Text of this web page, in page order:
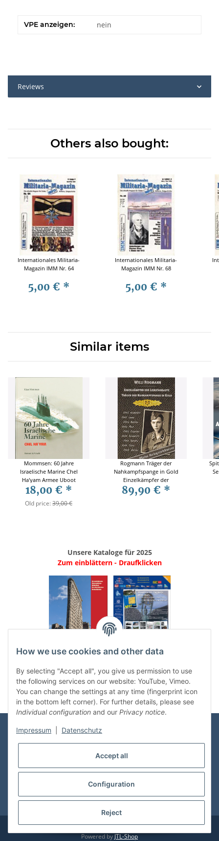
VPE anzeigen: nein
Reviews
Others also bought:
Internationales Militaria-
Magazin IMM Nr. 64
5,00 € *
Internationales Militaria-
Magazin IMM Nr. 68
5,00 € *
Similar items
Mommsen: 60 Jahre
Israelische Marine Chel
Ha'yam Armee Uboot
Kriegsmarine Israel
18,00 € *
Old price:39,00 €
Rogmann Träger der
Nahkampfspange in Gold
Einzelkämpfer der
Leibstandarte
89,90 € *
Unsere Kataloge für 2025
Zum einblättern - Draufklicken
. ..
Categories
Shop Service
* All prices incl. VAT, plusshipping fees
© vdmedien24.de Visitor counter: 10636507
Powered by JTL-Shop
How we use cookies and other data
By selecting "Accept all", you give us permission to use
the following services on our website: YouTube, Vimeo.
You can change the settings at any time (fingerprint icon
in the bottom left corner). For further details, please see
Individual configuration and our Privacy notice.
Impressum Datenschutz
Accept all
Configuration
Reject